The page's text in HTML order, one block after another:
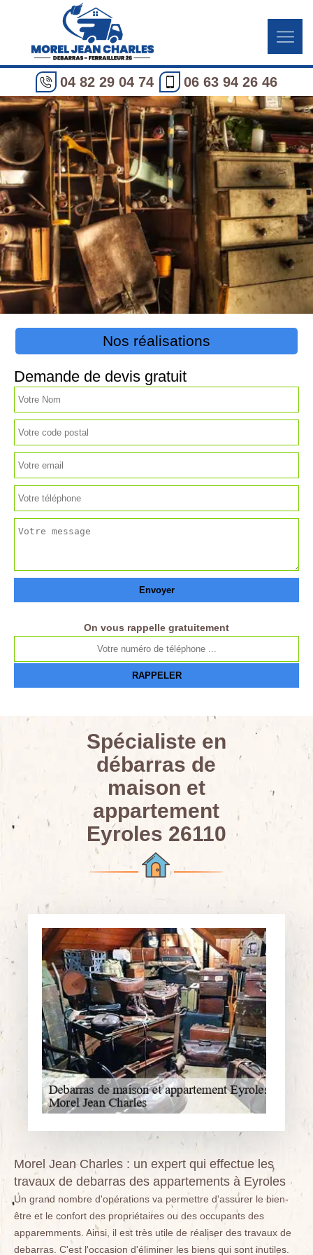
04 82 29 04 74 06 63 94 26 46
Nos réalisations
Demande de devis gratuit
On vous rappelle gratuitement
Spécialiste en
débarras de
maison et
appartement
Eyroles 26110
Morel Jean Charles : un expert qui effectue les
travaux de debarras des appartements à Eyroles
Un grand nombre d'opérations va permettre d'assurer le bien-
être et le confort des propriétaires ou des occupants des
apparemments. Ainsi, il est très utile de réaliser des travaux de
debarras. C'est l'occasion d'éliminer les biens qui sont inutiles.